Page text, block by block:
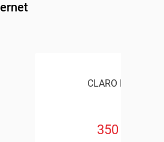
CLARO INTERNET
350 Mega